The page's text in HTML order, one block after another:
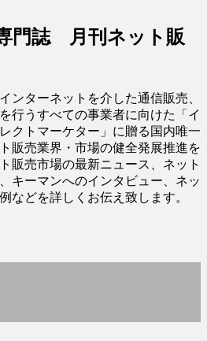
門誌 月刊ネット販
ンターネットを介した通信販売、
行うすべての事業者に向けた「イ
クトマーケター」に贈る国内唯一
販売業界・市場の健全発展推進を
販売市場の最新ニュース、ネット
キーマンへのインタビュー、ネッ
などを詳しくお伝え致します。